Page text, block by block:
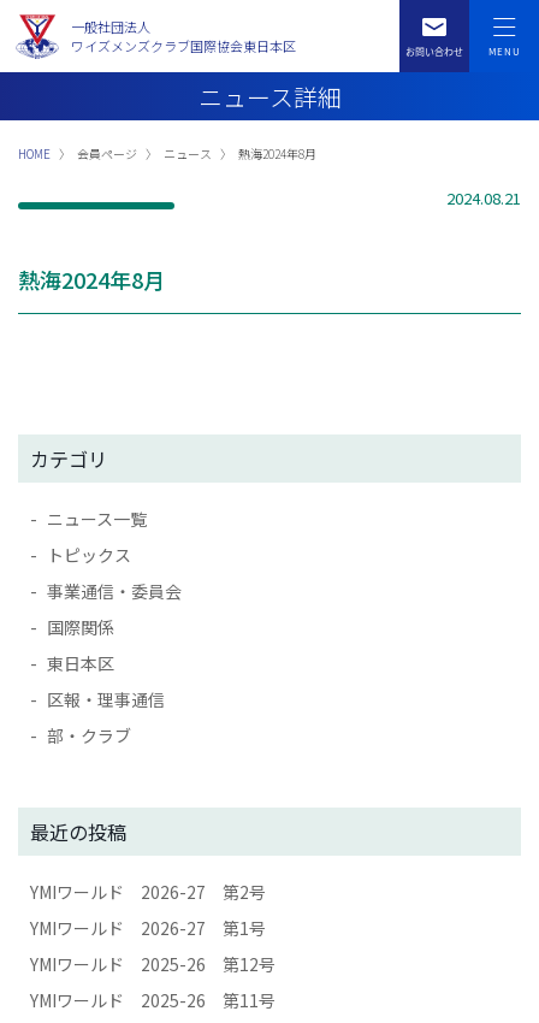
一般社団法人
ワイズメンズクラブ国際協会東日本区
ニュース詳細
HOME 会員ページ ニュース 熱海2024年8月
2024.08.21
熱海2024年8月
カテゴリ
ニュース一覧
トピックス
事業通信・委員会
国際関係
東日本区
区報・理事通信
部・クラブ
最近の投稿
YMIワールド 2026-27 第2号
YMIワールド 2026-27 第1号
YMIワールド 2025-26 第12号
YMIワールド 2025-26 第11号